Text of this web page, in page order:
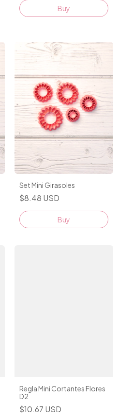
Set Mini Girasoles
$8.48 USD
Regla Mini Cortantes Flores
D2
$10.67 USD